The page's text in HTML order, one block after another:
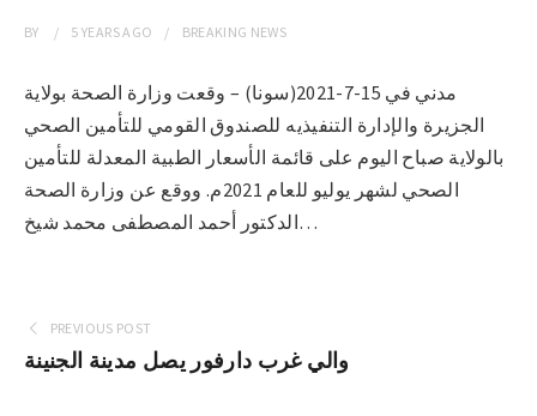
BY 5 YEARSAGO BREAKING NEWS
مدني في 15-7-2021(سونا) – وقعت وزارة الصحة بولاية
الجزيرة والإدارة التنفيذيه للصندوق القومي للتأمين الصحي
بالولاية صباح اليوم على قائمة الأسعار الطبية المعدلة للتأمين
الصحي لشهر يوليو للعام 2021م. ووقع عن وزارة الصحة
الدكتور أحمد المصطفى محمد شيخ…
PREVIOUS POST
والي غرب دارفور يصل مدينة الجنينة